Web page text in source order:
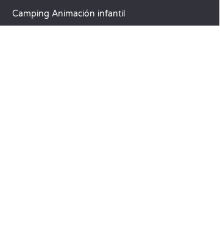
Camping Animación infantil